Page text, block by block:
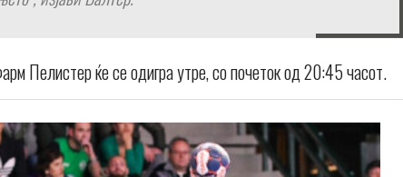
Пелистер ќе се одигра утре, со почеток од 20:45 часот.